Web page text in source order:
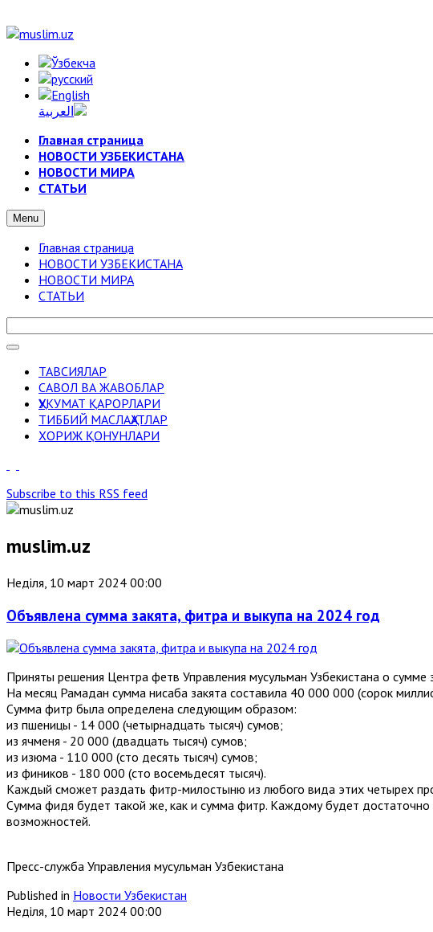
Главная страница
НОВОСТИ УЗБЕКИСТАНА
НОВОСТИ МИРА
СТАТЬИ
Menu
Главная страница
НОВОСТИ УЗБЕКИСТАНА
НОВОСТИ МИРА
СТАТЬИ
ТАВСИЯЛАР
САВОЛ ВА ЖАВОБЛАР
ҲУКУМАТ ҚАРОРЛАРИ
ТИББИЙ МАСЛАҲАТЛАР
ХОРИЖ ҚОНУНЛАРИ
Subscribe to this RSS feed
muslim.uz
Неділя, 10 март 2024 00:00
Объявлена сумма закята, фитра и выкупа на 2024 год
Приняты решения Центра фетв Управления мусульман Узбекистана о
На месяц Рамадан сумма нисаба закята составила 40 000 000 (сорок
Сумма фитр была определена следующим образом:
из пшеницы - 14 000 (четырнадцать тысяч) сумов;
из ячменя - 20 000 (двадцать тысяч) сумов;
из изюма - 110 000 (сто десять тысяч) сумов;
из фиников - 180 000 (сто восемьдесят тысяч).
Каждый сможет раздать фитр-милостыню из любого вида этих четырех
Сумма фидя будет такой же, как и сумма фитр. Каждому будет
возможностей.
Пресс-служба Управления мусульман Узбекистана
Published in Новости Узбекистан
Неділя, 10 март 2024 00:00